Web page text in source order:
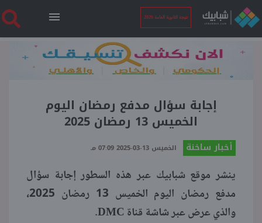
نتيجة الثانوية العامة 2026
الرئيسية
نتيجة الثانوية العامة 2026
فنجان قهوة
بوابة الطلبة
إجابة سؤال مدفع رمضان اليوم
الخميس 13 رمضان 2025
أخبار ساخنة الخميس 13-03-2025 07:09 مـ
ينشر موقع شبابيك عبر هذه السطور إجابة سؤال
مدفع رمضان اليوم الخميس 13 رمضان 2025،
والذي عرض عبر شاشة قناة DMC.